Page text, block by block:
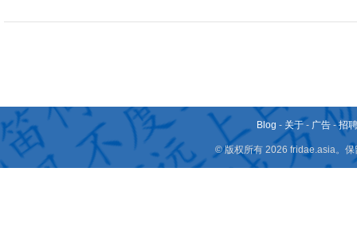
Blog - 关于 - 广告 -招
© 版权所有 2026 fridae.asia。